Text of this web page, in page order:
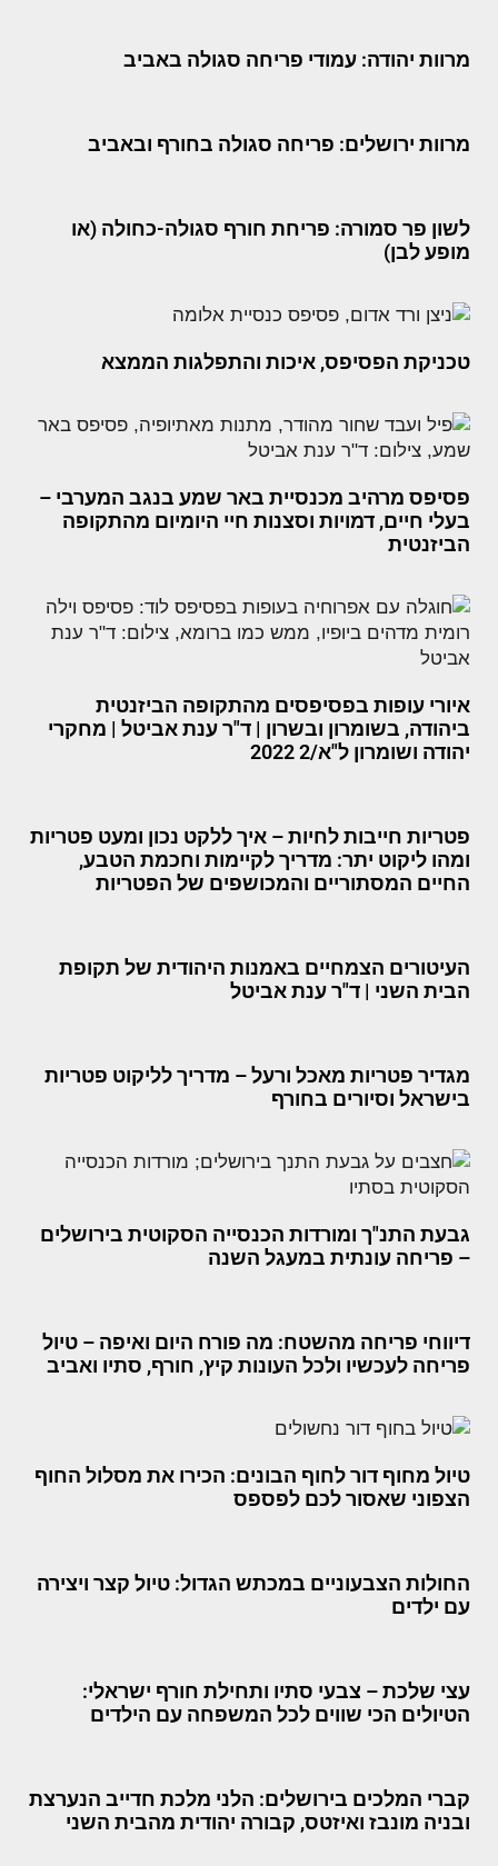
מרוות יהודה: עמודי פריחה סגולה באביב
מרוות ירושלים: פריחה סגולה בחורף ובאביב
לשון פר סמורה: פריחת חורף סגולה-כחולה (או
מופע לבן)
טכניקת הפסיפס, איכות והתפלגות הממצא
פסיפס מרהיב מכנסיית באר שמע בנגב המערבי –
בעלי חיים, דמויות וסצנות חיי היומיום מהתקופה
הביזנטית
איורי עופות בפסיפסים מהתקופה הביזנטית
ביהודה, בשומרון ובשרון | ד"ר ענת אביטל | מחקרי
יהודה ושומרון ל"א/2 2022
פטריות חייבות לחיות – איך ללקט נכון ומעט פטריות
ומהו ליקוט יתר: מדריך לקיימות וחכמת הטבע,
החיים המסתוריים והמכושפים של הפטריות
העיטורים הצמחיים באמנות היהודית של תקופת
הבית השני | ד"ר ענת אביטל
מגדיר פטריות מאכל ורעל – מדריך לליקוט פטריות
בישראל וסיורים בחורף
גבעת התנ"ך ומורדות הכנסייה הסקוטית בירושלים
– פריחה עונתית במעגל השנה
דיווחי פריחה מהשטח: מה פורח היום ואיפה – טיול
פריחה לעכשיו ולכל העונות קיץ, חורף, סתיו ואביב
טיול מחוף דור לחוף הבונים: הכירו את מסלול החוף
הצפוני שאסור לכם לפספס
החולות הצבעוניים במכתש הגדול: טיול קצר ויצירה
עם ילדים
עצי שלכת – צבעי סתיו ותחילת חורף ישראלי:
הטיולים הכי שווים לכל המשפחה עם הילדים
קברי המלכים בירושלים: הלני מלכת חדייב הנערצת
ובניה מונבז ואיזטס, קבורה יהודית מהבית השני